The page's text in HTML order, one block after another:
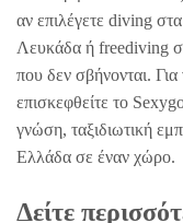
αν επιλέγετε diving
Λευκάδα ή freediving
που δεν σβήνονται.
επισκεφθείτε το
γνώση, ταξιδιωτική
Ελλάδα σε έναν χώρο.
Δείτε